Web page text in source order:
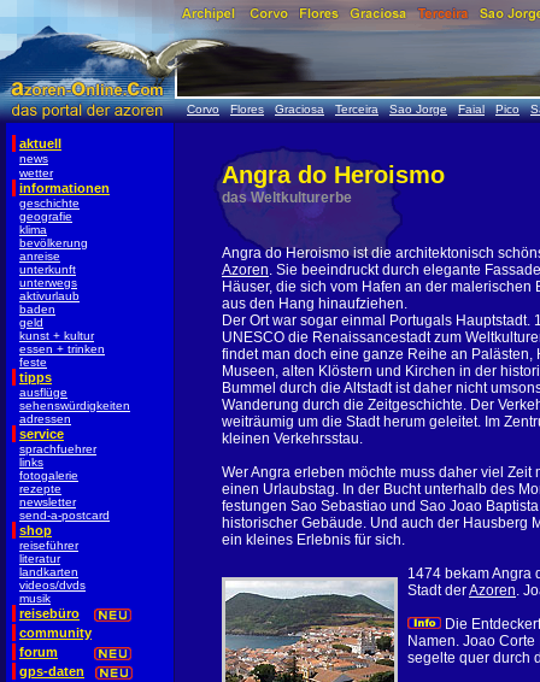
Corvo Flores Graciosa Terceira Sao Jorge Faial Pico
aktuell
news
wetter
informationen
geschichte
geografie
klima
bevölkerung
anreise
unterkunft
unterwegs
aktivurlaub
baden
geld
kunst + kultur
essen + trinken
feste
tipps
ausflüge
sehenswürdigkeiten
adressen
service
sprachfuehrer
links
fotogalerie
rezepte
newsletter
send-a-postcard
shop
reiseführer
literatur
landkarten
videos/dvds
musik
reisebüro
community
forum
gps-daten
Angra do Heroismo
das Weltkulturerbe
Angra do Heroismo ist die architektonisch
Azoren. Sie beeindruckt durch elegante
Häuser, die sich vom Hafen an der malerischen
aus den Hang hinaufziehen.
Der Ort war sogar einmal Portugals Hauptstadt.
UNESCO die Renaissancestadt zum
findet man doch eine ganze Reihe an Palästen,
Museen, alten Klöstern und Kirchen in der
Bummel durch die Altstadt ist daher nicht
Wanderung durch die Zeitgeschichte. Der
weiträumig um die Stadt herum geleitet. Im
kleinen Verkehrsstau.
Wer Angra erleben möchte muss daher viel
einen Urlaubstag. In der Bucht unterhalb des
festungen Sao Sebastiao und Sao Joao
historischer Gebäude. Und auch der Hausberg
ein kleines Erlebnis für sich.
1474 bekam Angra
Stadt derAzoren.
Die
Namen. Joao
segelte quer durch